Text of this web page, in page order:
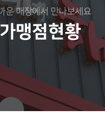
운 매장에서 만나보세요
가맹점현황